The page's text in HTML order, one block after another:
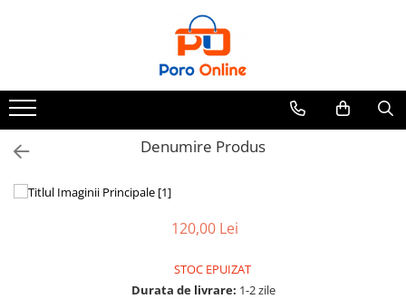
Clone
Parfum Barbati
Parfum Femei
Parfumuri Arabesti
Denumire Produs
120,00 Lei
STOC EPUIZAT
Durata de livrare: 1-2 zile